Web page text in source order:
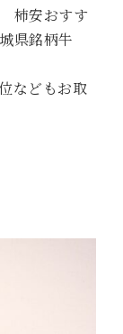
す
県銘柄牛
などもお取